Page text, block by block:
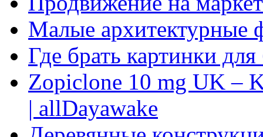
Малые архитектурные
Где брать картинки
Zopiclone 10 mg UK –
| allDayawake